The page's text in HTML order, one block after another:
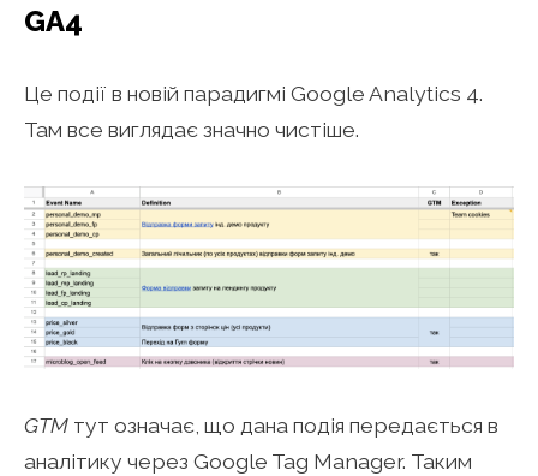
GA4
Це події в новій парадигмі Google Analytics 4.
Там все виглядає значно чистіше.
GTM тут означає, що дана подія передається в
аналітику через Google Tag Manager. Таким